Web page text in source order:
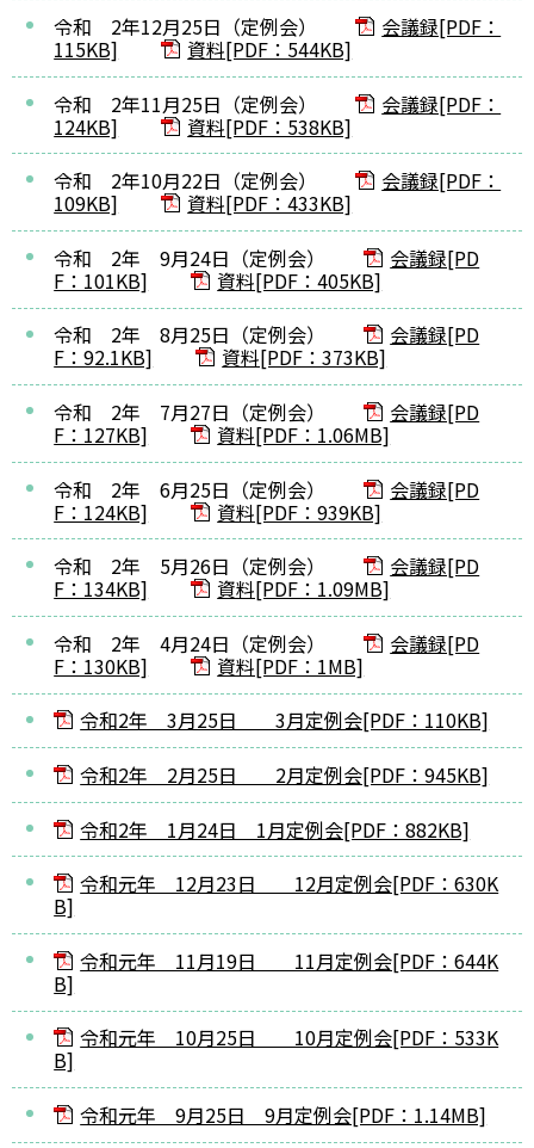
令和 2年12月25日（定例会）
会議録[PDF：
115KB]
資料[PDF：544KB]
令和 2年11月25日（定例会）
会議録[PDF：
124KB]
資料[PDF：538KB]
令和 2年10月22日（定例会）
会議録[PDF：
109KB]
資料[PDF：433KB]
令和 2年 9月24日（定例会）
会議録[PD
F：101KB]
資料[PDF：405KB]
令和 2年 8月25日（定例会）
会議録[PD
F：92.1KB]
資料[PDF：373KB]
令和 2年 7月27日（定例会）
会議録[PD
F：127KB]
資料[PDF：1.06MB]
令和 2年 6月25日（定例会）
会議録[PD
F：124KB]
資料[PDF：939KB]
令和 2年 5月26日（定例会）
会議録[PD
F：134KB]
資料[PDF：1.09MB]
令和 2年 4月24日（定例会）
会議録[PD
F：130KB]
資料[PDF：1MB]
令和2年 3月25日 3月定例会[PDF：110KB]
令和2年 2月25日 2月定例会[PDF：945KB]
令和2年 1月24日 1月定例会[PDF：882KB]
令和元年 12月23日 12月定例会[PDF：630K
B]
令和元年 11月19日 11月定例会[PDF：644K
B]
令和元年 10月25日 10月定例会[PDF：533K
B]
令和元年 9月25日 9月定例会[PDF：1.14MB]